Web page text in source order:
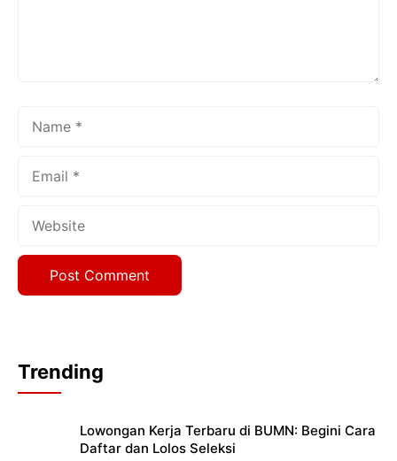
Trending
Lowongan Kerja Terbaru di BUMN: Begini Cara
Daftar dan Lolos Seleksi